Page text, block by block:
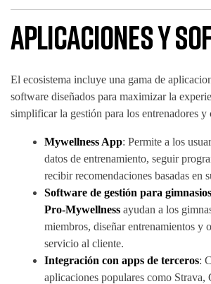
Aplicaciones y
El ecosistema incluye una gama de
software diseñados para maximizar la
simplificar la gestión para los entrenadores y
Mywellness App: Permite a los
datos de entrenamiento, seguir
recibir recomendaciones basadas en
Software de gestión para gimnasios
Pro-Mywellness ayudan a los
miembros, diseñar entrenamientos y
servicio al cliente.
Integración con apps de terceros:
aplicaciones populares como